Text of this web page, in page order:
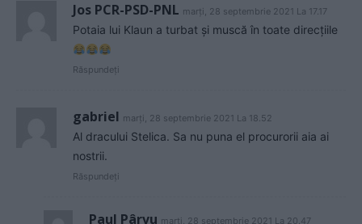
Jos PCR-PSD-PNL marți, 28 septembrie 2021 La 17.17
Potaia lui Klaun a turbat și muscă în toate direcțiile
Răspundeți
gabriel marți, 28 septembrie 2021 La 18.52
Al dracului Stelica. Sa nu puna el procurorii aia ai
nostrii.
Răspundeți
Paul Pârvu marți, 28 septembrie 2021 La 20.47